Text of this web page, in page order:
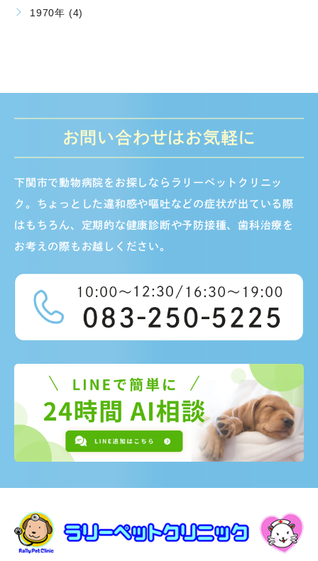
1970年 (4)
お問い合わせはお気軽に
下関市で動物病院をお探しならラリーペットクリニッ
ク。ちょっとした違和感や嘔吐などの症状が出ている際
はもちろん、定期的な健康診断や予防接種、歯科治療を
お考えの際もお越しください。